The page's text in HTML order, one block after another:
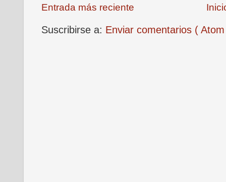
Entrada más reciente
Suscribirse a: Enviar comentarios (